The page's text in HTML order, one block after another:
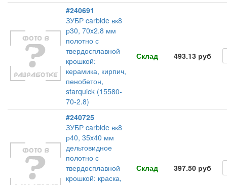
#240691
ЗУБР carbide вк8
р30, 70x2.8 мм
полотно с
твердосплавной
крошкой:
керамика, кирпич,
пенобетон,
starquick (15580-
70-2.8)
Склад 493.13 руб
#240725
ЗУБР carbide вк8
р40, 35x40 мм
дельтовидное
полотно с
твердосплавной
крошкой: краска,
Склад 397.50 руб